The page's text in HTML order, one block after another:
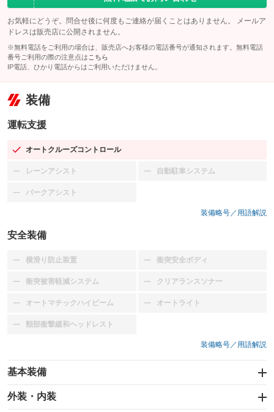
お気軽にどうぞ。問合せ後に何度もご連絡が届くことはありません。 メールア
ドレスは販売店に公開されません。
※無料電話をご利用の場合は、販売店へお客様の電話番号が通知されます。無料電話
番号ご利用の際の注意点は こちら
IP電話、ひかり電話からはご利用いただけません。
装備
運転支援
オートクルーズコントロール
：装備あり
レーンアシスト
：装備なし 自動駐車システム
：装備なし
パークアシスト
：装備なし
装備略号／用語解説
安全装備
横滑り防止装置
：装備なし 衝突安全ボディ
：装備なし
衝突被害軽減システム
：装備なし クリアランスソナー
：装備なし
オートマチックハイビーム
：装備なし オートライト
：装備なし
頸部衝撃緩和ヘッドレスト
：装備なし
装備略号／用語解説
基本装備
エアバッグ
：装備なし
外装・内装